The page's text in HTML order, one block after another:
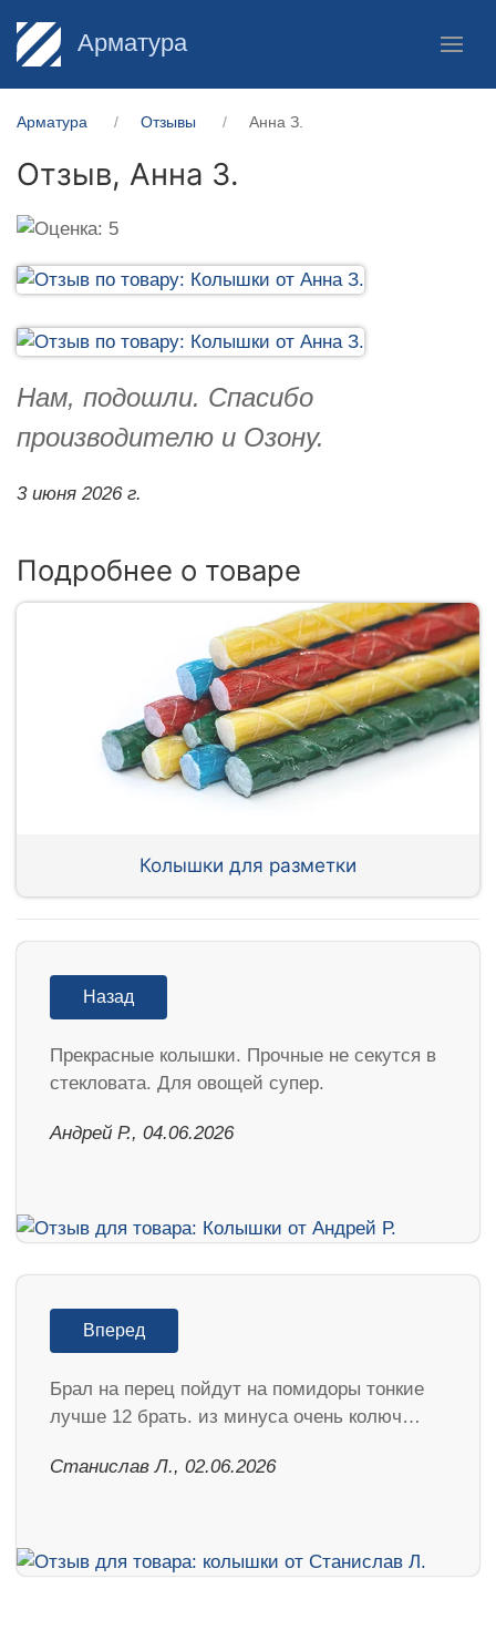
Арматура
Арматура Отзывы Анна З.
Отзыв, Анна З.
Нам, подошли. Спасибо
производителю и Озону.
3 июня 2026 г.
Подробнее о товаре
Колышки для разметки
Назад
Прекрасные колышки. Прочные не секутся в
стекловата. Для овощей супер.
Андрей Р., 04.06.2026
Вперед
Брал на перец пойдут на помидоры тонкие
лучше 12 брать. из минуса очень колюч…
Станислав Л., 02.06.2026